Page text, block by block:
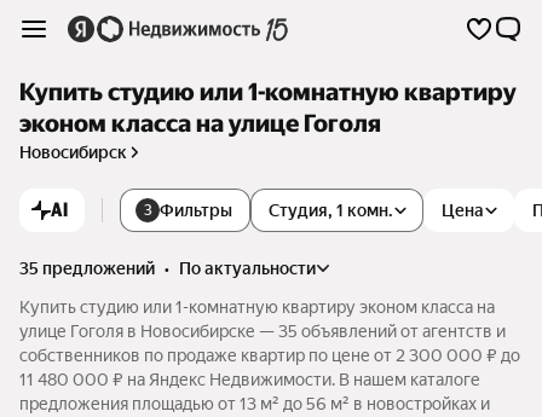
Купить студию или 1-комнатную квартиру
эконом класса на улице Гоголя
Новосибирск
AI 3 Фильтры Студия, 1 комн. Цена
35 предложений •
по актуальности
Купить студию или 1-комнатную квартиру эконом класса на
улице Гоголя в Новосибирске — 35 объявлений от агентств и
собственников по продаже квартир по цене от 2 300 000 ₽ до
11 480 000 ₽ на Яндекс Недвижимости. В нашем каталоге
предложения площадью от 13 м² до 56 м² в новостройках и